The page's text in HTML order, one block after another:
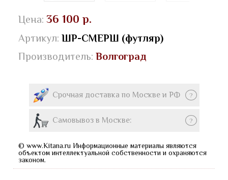
Цена: 36 100 р.
Артикул: ШР-СМЕРШ (футляр)
Производитель: Волгоград
Срочная доставка по Москве и РФ ?
Самовывоз в Москве: ?
© www.Kitana.ru Информационные материалы являются
объектом интеллектуальной собственности и охраняются
законом.